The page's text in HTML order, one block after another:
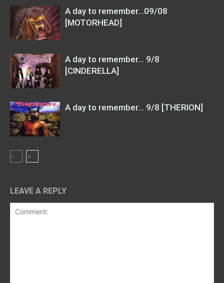
A day to remember…09/08
[MOTORHEAD]
A day to remember… 9/8
[CINDERELLA]
A day to remember… 9/8 [THERION]
LEAVE A REPLY